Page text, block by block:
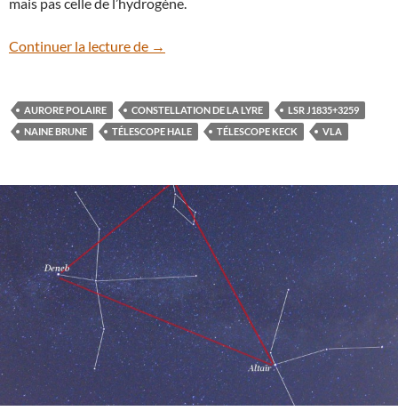
Continuer la lecture de Une aurore polaire observée sur une
→
AURORE POLAIRE CONSTELLATION DE LA LYRE
LSR J1835+3259
NAINE BRUNE
TÉLESCOPE HALE TÉLESCOPE KECK VLA